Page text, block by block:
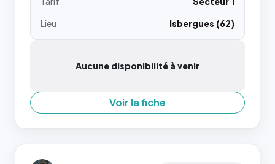
Lieu
Isbergues (62)
Aucune disponibilité à venir
Voir la fiche